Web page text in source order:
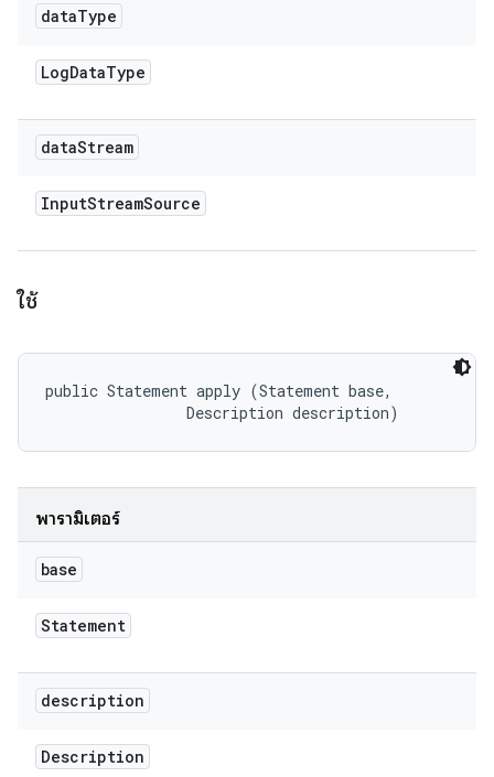
dataType
LogDataType
dataStream
InputStreamSource
ใช้
public Statement apply (Statement base,
                Description description)
พารามิเตอร์
base
Statement
description
Description